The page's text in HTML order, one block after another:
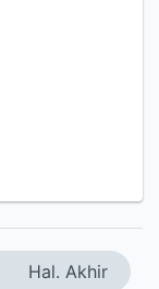
Hal. Akhir